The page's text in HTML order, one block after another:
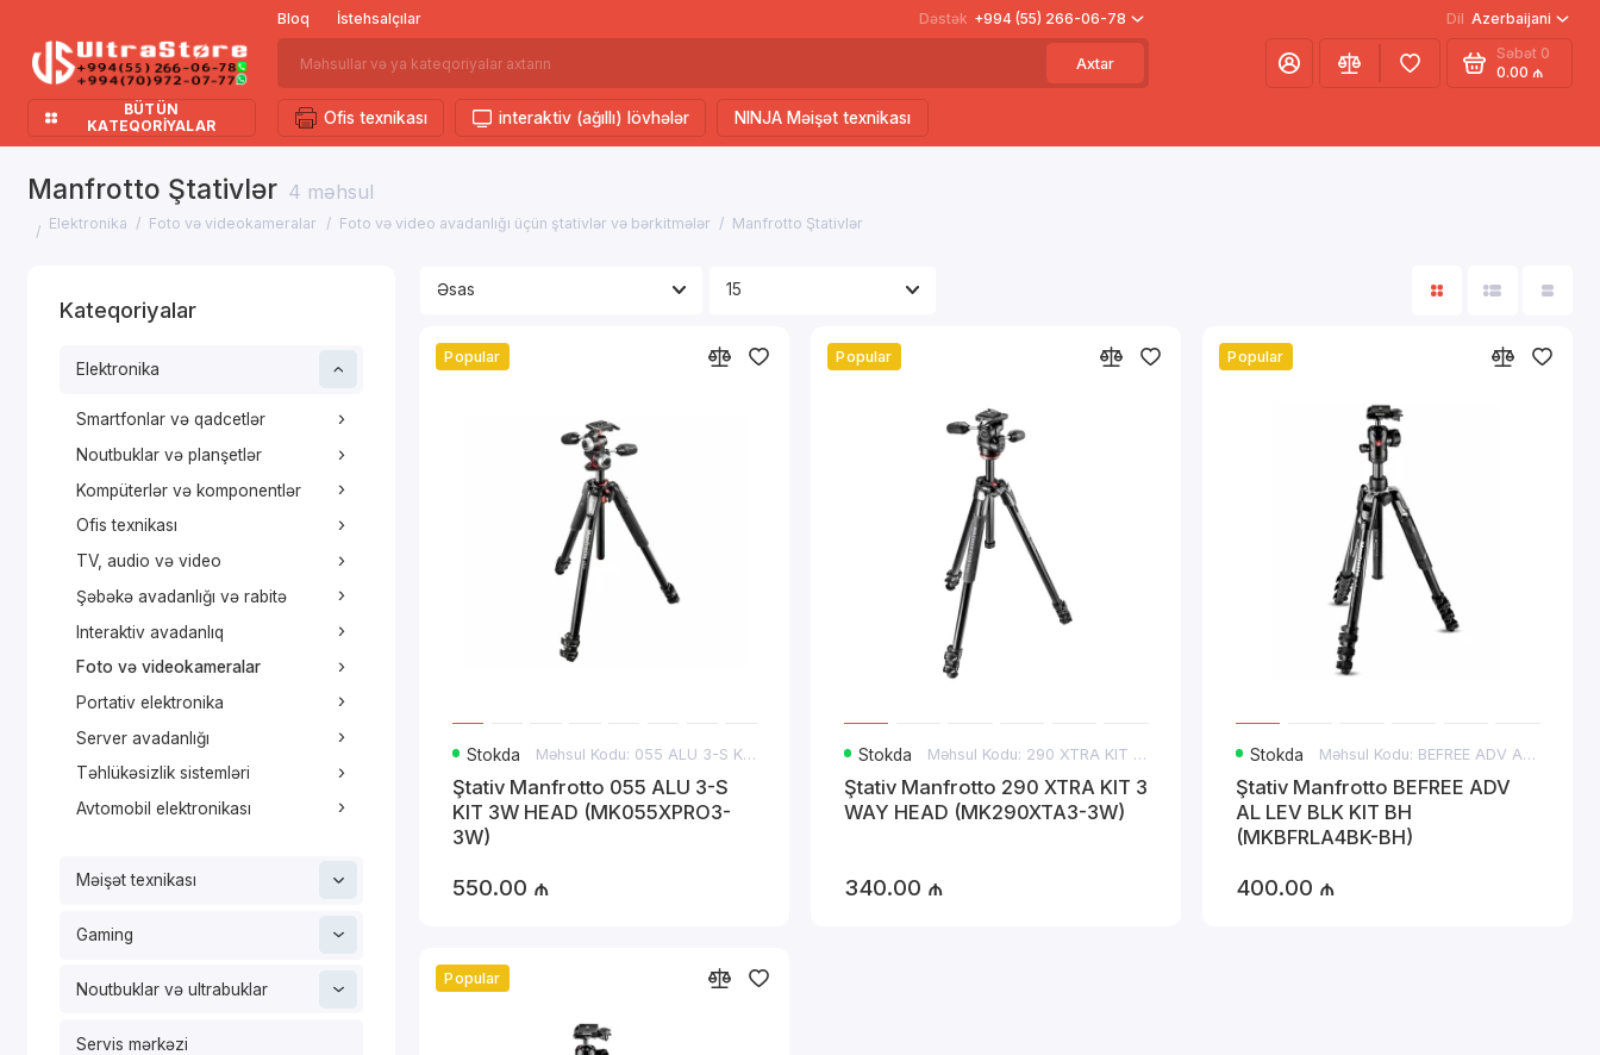
Bloq İstehsalçılar Dəstək +994 (55) 266-06-78 Dil Azerbaijani
Axtar
Səbət 0
0.00 ₼
BÜTÜN
KATEQORIYALAR
Ofis texnikası interaktiv (ağıllı) lövhələr NINJA Məişət texnikası
Manfrotto Ştativlər 4 məhsul
Elektronika Foto və videokameralar Foto və video avadanlığı üçün ştativlər və bərkitmələr Manfrotto Ştativlər
Kateqoriyalar
Elektronika
Smartfonlar və qadcetlər
Noutbuklar və planşetlər
Kompüterlər və komponentlər
Ofis texnikası
TV, audio və video
Şəbəkə avadanlığı və rabitə
Interaktiv avadanlıq
Foto və videokameralar
Portativ elektronika
Server avadanlığı
Təhlükəsizlik sistemləri
Avtomobil elektronikası
Məişət texnikası
Gaming
Noutbuklar və ultrabuklar
Servis mərkəzi
Popular
Stokda Məhsul Kodu: 055 ALU 3-S KIT 3W HEAD
Ştativ Manfrotto 055 ALU 3-S
KIT 3W HEAD (MK055XPRO3-
3W)
550.00 ₼
Popular
Stokda Məhsul Kodu: 290 XTRA KIT 3 WAY HEAD
Ştativ Manfrotto 290 XTRA KIT 3
WAY HEAD (MK290XTA3-3W)
340.00 ₼
Popular
Stokda Məhsul Kodu: BEFREE ADV AL LEV BLK KIT BH
Ştativ Manfrotto BEFREE ADV
AL LEV BLK KIT BH
(MKBFRLA4BK-BH)
400.00 ₼
Popular